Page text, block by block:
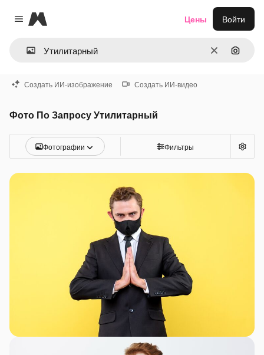
Close menu
Magnific
ОчиститьПоиск
Цены Войти
Создать ИИ-изображение Создать ИИ-видео
Фото По Запросу Утилитарный
Фотографии Фильтры